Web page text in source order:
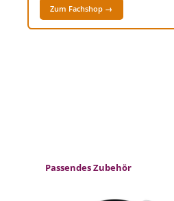
Zum Fachshop →
Produktgalerie überspringen
Passendes Zubehör